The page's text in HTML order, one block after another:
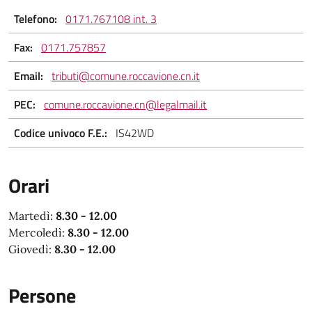
Telefono: 0171.767108 int. 3
Fax: 0171.757857
Email: tributi@comune.roccavione.cn.it
PEC: comune.roccavione.cn@legalmail.it
Codice univoco F.E.: IS42WD
Orari
Martedì: 8.30 - 12.00
Mercoledì: 8.30 - 12.00
Giovedì: 8.30 - 12.00
Persone